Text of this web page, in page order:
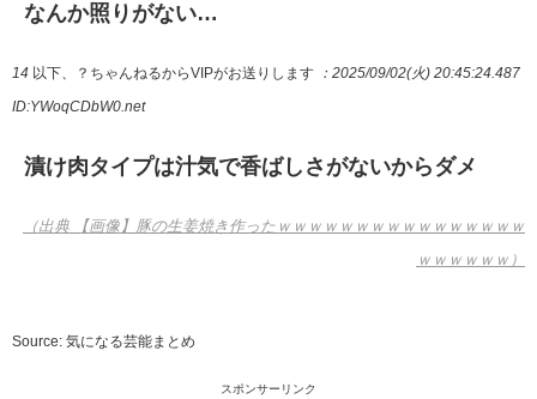
なんか照りがない…
14 以下、？ちゃんねるからVIPがお送りします ：2025/09/02(火) 20:45:24.487
ID:YWoqCDbW0.net
漬け肉タイプは汁気で香ばしさがないからダメ
（出典 【画像】豚の生姜焼き作ったｗｗｗｗｗｗｗｗｗｗｗｗｗｗｗｗ
ｗｗｗｗｗｗ）
Source: 気になる芸能まとめ
スポンサーリンク